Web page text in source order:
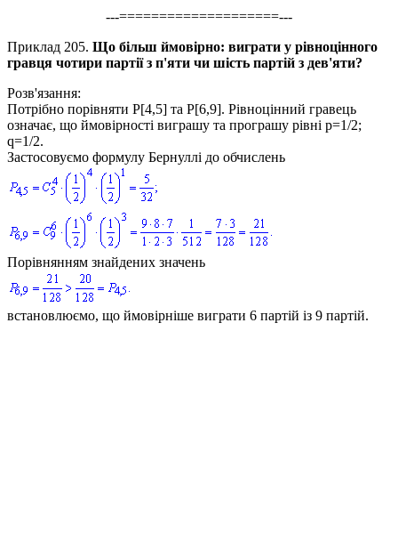
---====================---
Приклад 205. Що більш ймовірно: виграти у рівноцінного
гравця чотири партії з п'яти чи шість партій з дев'яти?
Розв'язання:
Потрібно порівняти P[4,5] та P[6,9]. Рівноцінний гравець
означає, що ймовірності виграшу та програшу рівні p=1/2;
q=1/2.
Застосовуємо формулу Бернуллі до обчислень
Порівнянням знайдених значень
встановлюємо, що ймовірніше виграти 6 партій із 9 партій.